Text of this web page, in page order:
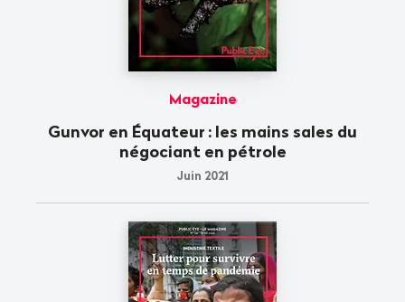
Magazine
Gunvor en Équateur : les mains sales du
négociant en pétrole
Juin 2021